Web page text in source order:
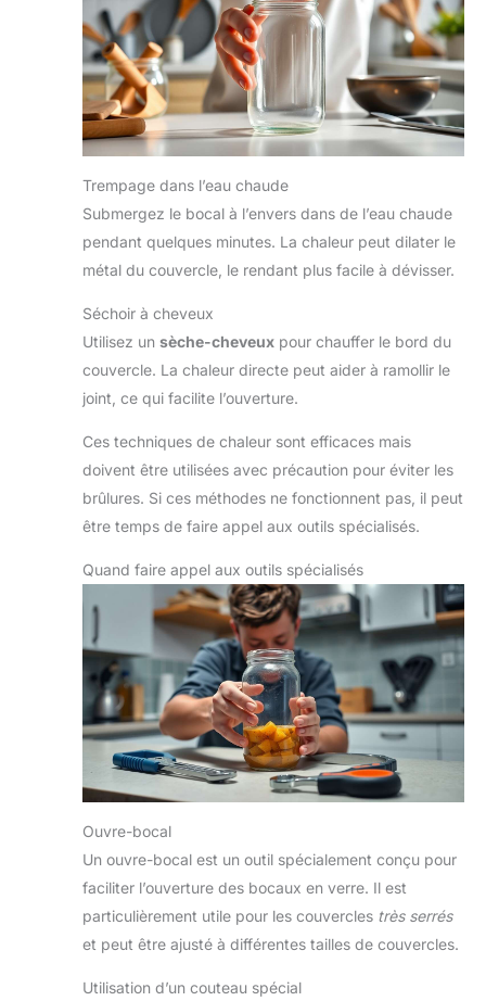
Trempage dans l’eau chaude
Submergez le bocal à l’envers dans de l’eau chaude
pendant quelques minutes. La chaleur peut dilater le
métal du couvercle, le rendant plus facile à dévisser.
Séchoir à cheveux
Utilisez un sèche-cheveux pour chauffer le bord du
couvercle. La chaleur directe peut aider à ramollir le
joint, ce qui facilite l’ouverture.
Ces techniques de chaleur sont efficaces mais
doivent être utilisées avec précaution pour éviter les
brûlures. Si ces méthodes ne fonctionnent pas, il peut
être temps de faire appel aux outils spécialisés.
Quand faire appel aux outils spécialisés
Ouvre-bocal
Un ouvre-bocal est un outil spécialement conçu pour
faciliter l’ouverture des bocaux en verre. Il est
particulièrement utile pour les couvercles très serrés
et peut être ajusté à différentes tailles de couvercles.
Utilisation d’un couteau spécial